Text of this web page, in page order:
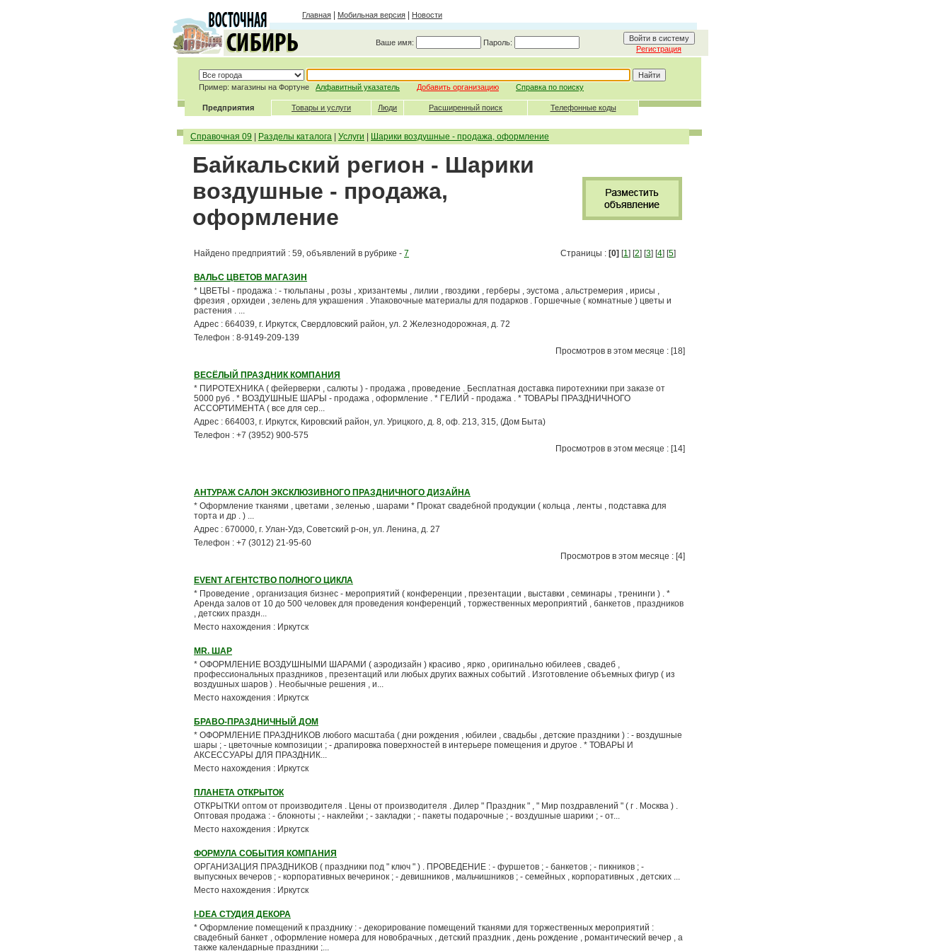
Главная Мобильная версия Новости
Ваше имя: Пароль:
Регистрация
Пример: магазины на Фортуне Алфавитный указатель Добавить организацию Справка по поиску
Предприятия Товары и услуги Люди Расширенный поиск Телефонные коды
Справочная 09 Разделы каталога Услуги Шарики воздушные - продажа, оформление
Байкальский регион - Шарики
воздушные - продажа,
оформление
Найдено предприятий : 59, объявлений в рубрике - 7 Страницы : [0] [1] [2] [3] [4] [5]
ВАЛЬС ЦВЕТОВ МАГАЗИН
* ЦВЕТЫ - продажа : - тюльпаны , розы , хризантемы , лилии , гвоздики , герберы , эустома , альстремерия , ирисы ,
фрезия , орхидеи , зелень для украшения . Упаковочные материалы для подарков . Горшечные ( комнатные ) цветы и
растения . ...
Адрес : 664039, г. Иркутск, Свердловский район, ул. 2 Железнодорожная, д. 72
Телефон : 8-9149-209-139
Просмотров в этом месяце : [18]
ВЕСЁЛЫЙ ПРАЗДНИК КОМПАНИЯ
* ПИРОТЕХНИКА ( фейерверки , салюты ) - продажа , проведение . Бесплатная доставка пиротехники при заказе от
5000 руб . * ВОЗДУШНЫЕ ШАРЫ - продажа , оформление . * ГЕЛИЙ - продажа . * ТОВАРЫ ПРАЗДНИЧНОГО
АССОРТИМЕНТА ( все для сер...
Адрес : 664003, г. Иркутск, Кировский район, ул. Урицкого, д. 8, оф. 213, 315, (Дом Быта)
Телефон : +7 (3952) 900-575
Просмотров в этом месяце : [14]
АНТУРАЖ САЛОН ЭКСКЛЮЗИВНОГО ПРАЗДНИЧНОГО ДИЗАЙНА
* Оформление тканями , цветами , зеленью , шарами * Прокат свадебной продукции ( кольца , ленты , подставка для
торта и др . ) ...
Адрес : 670000, г. Улан-Удэ, Советский р-он, ул. Ленина, д. 27
Телефон : +7 (3012) 21-95-60
Просмотров в этом месяце : [4]
EVENT АГЕНТСТВО ПОЛНОГО ЦИКЛА
* Проведение , организация бизнес - мероприятий ( конференции , презентации , выставки , семинары , тренинги ) . *
Аренда залов от 10 до 500 человек для проведения конференций , торжественных мероприятий , банкетов , праздников
, детских праздн...
Место нахождения : Иркутск
MR. ШАР
* ОФОРМЛЕНИЕ ВОЗДУШНЫМИ ШАРАМИ ( аэродизайн ) красиво , ярко , оригинально юбилеев , свадеб ,
профессиональных праздников , презентаций или любых других важных событий . Изготовление объемных фигур ( из
воздушных шаров ) . Необычные решения , и...
Место нахождения : Иркутск
БРАВО-ПРАЗДНИЧНЫЙ ДОМ
* ОФОРМЛЕНИЕ ПРАЗДНИКОВ любого масштаба ( дни рождения , юбилеи , свадьбы , детские праздники ) : - воздушные
шары ; - цветочные композиции ; - драпировка поверхностей в интерьере помещения и другое . * ТОВАРЫ И
АКСЕССУАРЫ ДЛЯ ПРАЗДНИК...
Место нахождения : Иркутск
ПЛАНЕТА ОТКРЫТОК
ОТКРЫТКИ оптом от производителя . Цены от производителя . Дилер " Праздник " , " Мир поздравлений " ( г . Москва ) .
Оптовая продажа : - блокноты ; - наклейки ; - закладки ; - пакеты подарочные ; - воздушные шарики ; - от...
Место нахождения : Иркутск
ФОРМУЛА СОБЫТИЯ КОМПАНИЯ
ОРГАНИЗАЦИЯ ПРАЗДНИКОВ ( праздники под " ключ " ) . ПРОВЕДЕНИЕ : - фуршетов ; - банкетов ; - пикников ; -
выпускных вечеров ; - корпоративных вечеринок ; - девишников , мальчишников ; - семейных , корпоративных , детских ...
Место нахождения : Иркутск
I-DEA СТУДИЯ ДЕКОРА
* Оформление помещений к празднику : - декорирование помещений тканями для торжественных мероприятий :
свадебный банкет , оформление номера для новобрачных , детский праздник , день рождение , романтический вечер , а
также календарные праздники ;...